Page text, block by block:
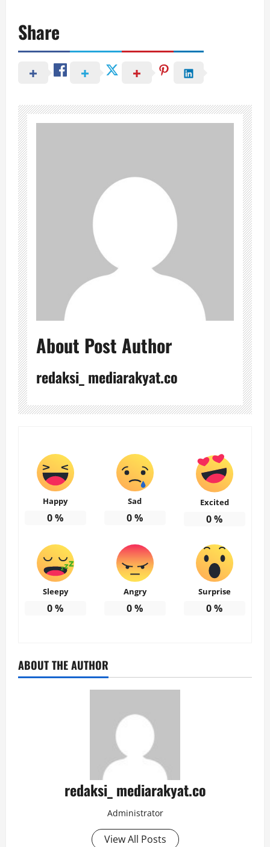
Share
About Post Author
redaksi_ mediarakyat.co
Happy
0%
Sad
0%
Excited
0%
Sleepy
0%
Angry
0%
Surprise
0%
ABOUT THE AUTHOR
redaksi_ mediarakyat.co
Administrator
View All Posts